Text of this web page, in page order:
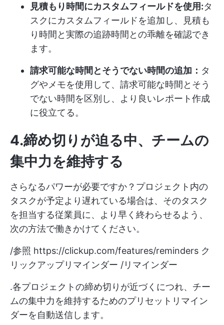
見積もり時間にカスタムフィールドを使用:タ
スクにカスタムフィールドを追加し、見積も
り時間と実際の追跡時間との乖離を確認でき
ます。
請求可能な時間とそうでない時間の追加： タ
グやメモを使用して、請求可能な時間とそう
でない時間を区別し、より良いレポート作成
に役立てる。
4.締め切りが迫る中、チームの
集中力を維持する
さらなるパワーが必要ですか？プロジェクト内の
タスクが予定より遅れている場合は、そのタスク
を担当する従業員に、より早く終わらせるよう、
次の方法で働きかけてください。
/参照 https://clickup.com/features/reminders ク
リックアップリマインダー /リマインダー
.各プロジェクトの締め切りが近づくにつれ、チー
ムの集中力を維持するためのプリセットリマイン
ダーを自動送信します。